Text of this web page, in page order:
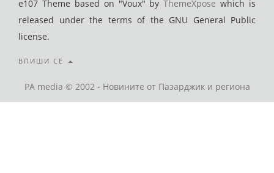
e107 Theme based on "Voux" byThemeXpose which is
released under the terms of the GNU General Public
license.
ВПИШИ СЕ
PA media © 2002 - Новините от Пазарджик и региона